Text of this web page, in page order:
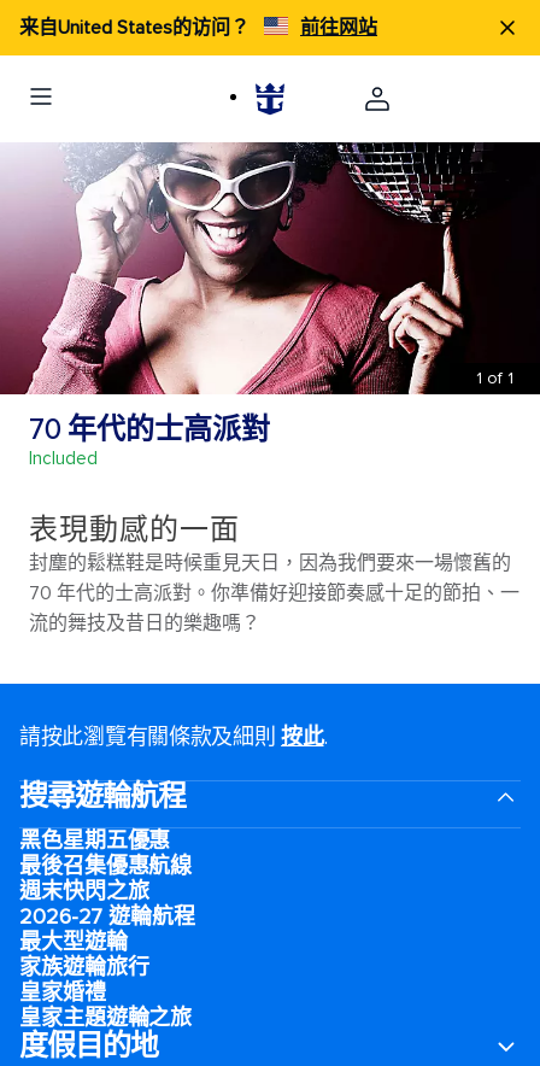
来自United States的访问？ 前往网站
1 of 1
70 年代的士高派對
Included
表現動感的一面
封塵的鬆糕鞋是時候重見天日，因為我們要來一場懷舊的
70 年代的士高派對。你準備好迎接節奏感十足的節拍、一
流的舞技及昔日的樂趣嗎？
請按此瀏覽有關條款及細則按此.
搜尋遊輪航程
黑色星期五優惠
最後召集優惠航線
週末快閃之旅
2026-27 遊輪航程
最大型遊輪
家族遊輪旅行
皇家婚禮
皇家主題遊輪之旅
度假目的地